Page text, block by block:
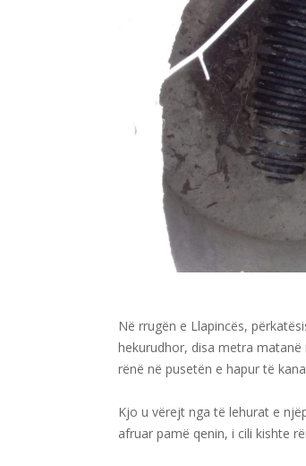
Në rrugën e Llapincës,
hekurudhor, disa metra
rënë në pusetën e hapur të
Kjo u vërejt nga të lehurat e
afruar pamë qenin, i cili kishte